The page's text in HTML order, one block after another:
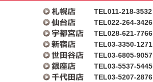
TEL011-218-3532
TEL022-264-3426
TEL028-621-7766
TEL03-3350-1271
TEL03-6805-9057
TEL03-5537-5445
TEL03-5207-2876